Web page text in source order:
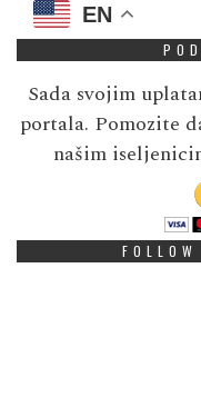
EN
Sada svojim
portala. Pomozite
našim